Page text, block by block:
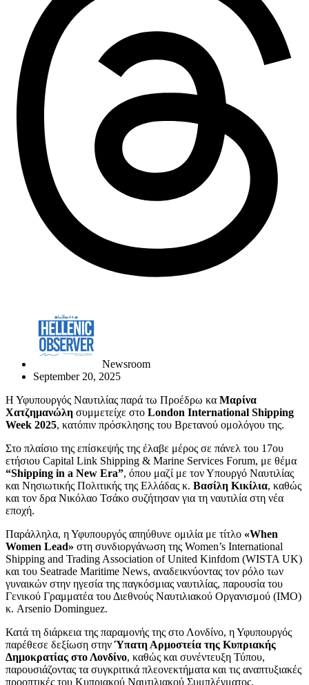
Newsroom
September 20, 2025
Η Υφυπουργός Ναυτιλίας παρά τω Προέδρω κα Μαρίνα
Χατζημανώλη συμμετείχε στο London International Shipping
Week 2025, κατόπιν πρόσκλησης του Βρετανού ομολόγου της.
Στο πλαίσιο της επίσκεψής της έλαβε μέρος σε πάνελ του 17ου
ετήσιου Capital Link Shipping & Marine Services Forum, με θέμα
“Shipping in a New Era”, όπου μαζί με τον Υπουργό Ναυτιλίας
και Νησιωτικής Πολιτικής της Ελλάδας κ. Βασίλη Κικίλια, καθώς
και τον δρα Νικόλαο Τσάκο συζήτησαν για τη ναυτιλία στη νέα
εποχή.
Παράλληλα, η Υφυπουργός απηύθυνε ομιλία με τίτλο «When
Women Lead» στη συνδιοργάνωση της Women’s International
Shipping and Trading Association of United Kinfdom (WISTA UK)
και του Seatrade Maritime News, αναδεικνύοντας τον ρόλο των
γυναικών στην ηγεσία της παγκόσμιας ναυτιλίας, παρουσία του
Γενικού Γραμματέα του Διεθνούς Ναυτιλιακού Οργανισμού (ΙΜΟ)
κ. Arsenio Dominguez.
Κατά τη διάρκεια της παραμονής της στο Λονδίνο, η Υφυπουργός
παρέθεσε δεξίωση στηνΎπατη Αρμοστεία της Κυπριακής
Δημοκρατίας στο Λονδίνο, καθώς και συνέντευξη Τύπου,
παρουσιάζοντας τα συγκριτικά πλεονεκτήματα και τις αναπτυξιακές
προοπτικές του Κυπριακού Ναυτιλιακού Συμπλέγματος.